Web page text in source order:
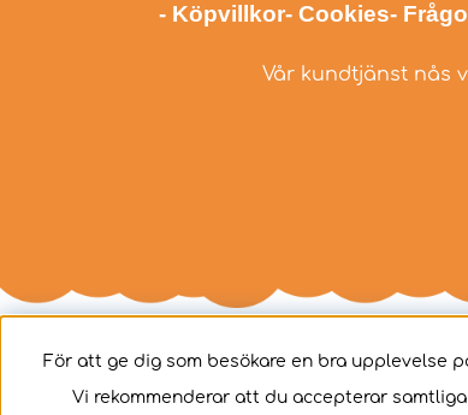
- Köpvillkor- Cookies-
Vår kundtjänst nås
För att ge dig som besökare en bra upplevelse
Vi rekommenderar att du accepterar